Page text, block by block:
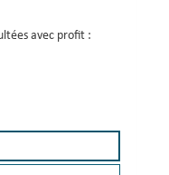
avec profit :